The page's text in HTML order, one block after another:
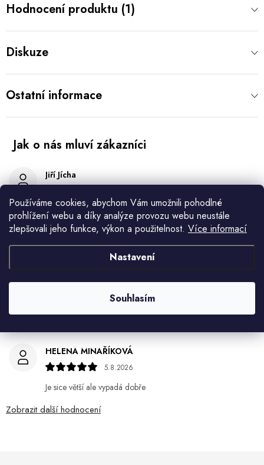
Používáme cookies, abychom Vám umožnili pohodlné
prohlížení webu a díky analýze provozu webu neustále
zlepšovali jeho funkce, výkon a použitelnost. Více informací
Nastavení
Souhlasím
Hodnocení produktu (1)
Diskuze
Ostatní informace
Jiří Jícha
Ján Kubala
7.8.2026
Všetko bolo super ale škoda že návod je len v polsky a
HELENA MINAŘÍKOVÁ
5.8.2026
Je sice větší ale vypadá dobře
Zobrazit další hodnocení